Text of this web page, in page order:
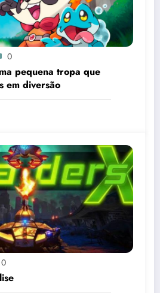
0
pequena tropa que
em diversão
0